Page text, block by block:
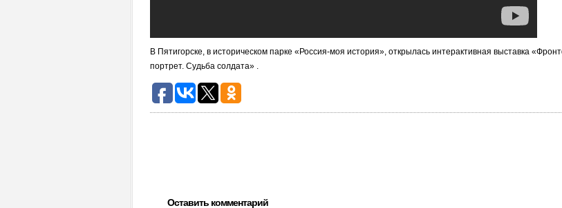
В Пятигорске, в историческом парке «Россия-моя история», открылась интерактивная выставка
портрет. Судьба солдата» .
Оставить комментарий